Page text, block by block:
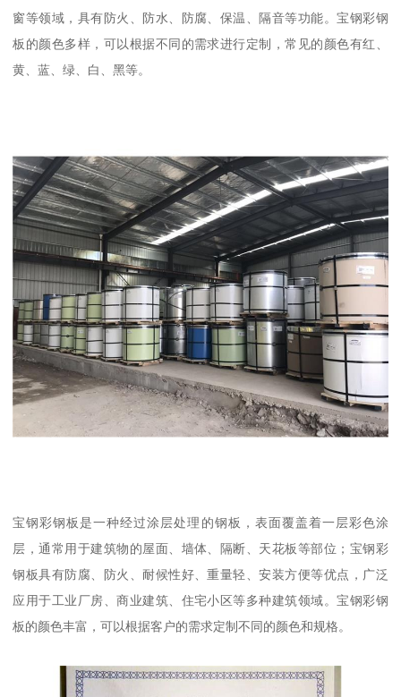
窗等领域，具有防火、防水、防腐、保温、隔音等功能。宝钢彩钢
板的颜色多样，可以根据不同的需求进行定制，常见的颜色有红、
黄、蓝、绿、白、黑等。
宝钢彩钢板是一种经过涂层处理的钢板，表面覆盖着一层彩色涂
层，通常用于建筑物的屋面、墙体、隔断、天花板等部位；宝钢彩
钢板具有防腐、防火、耐候性好、重量轻、安装方便等优点，广泛
应用于工业厂房、商业建筑、住宅小区等多种建筑领域。宝钢彩钢
板的颜色丰富，可以根据客户的需求定制不同的颜色和规格。